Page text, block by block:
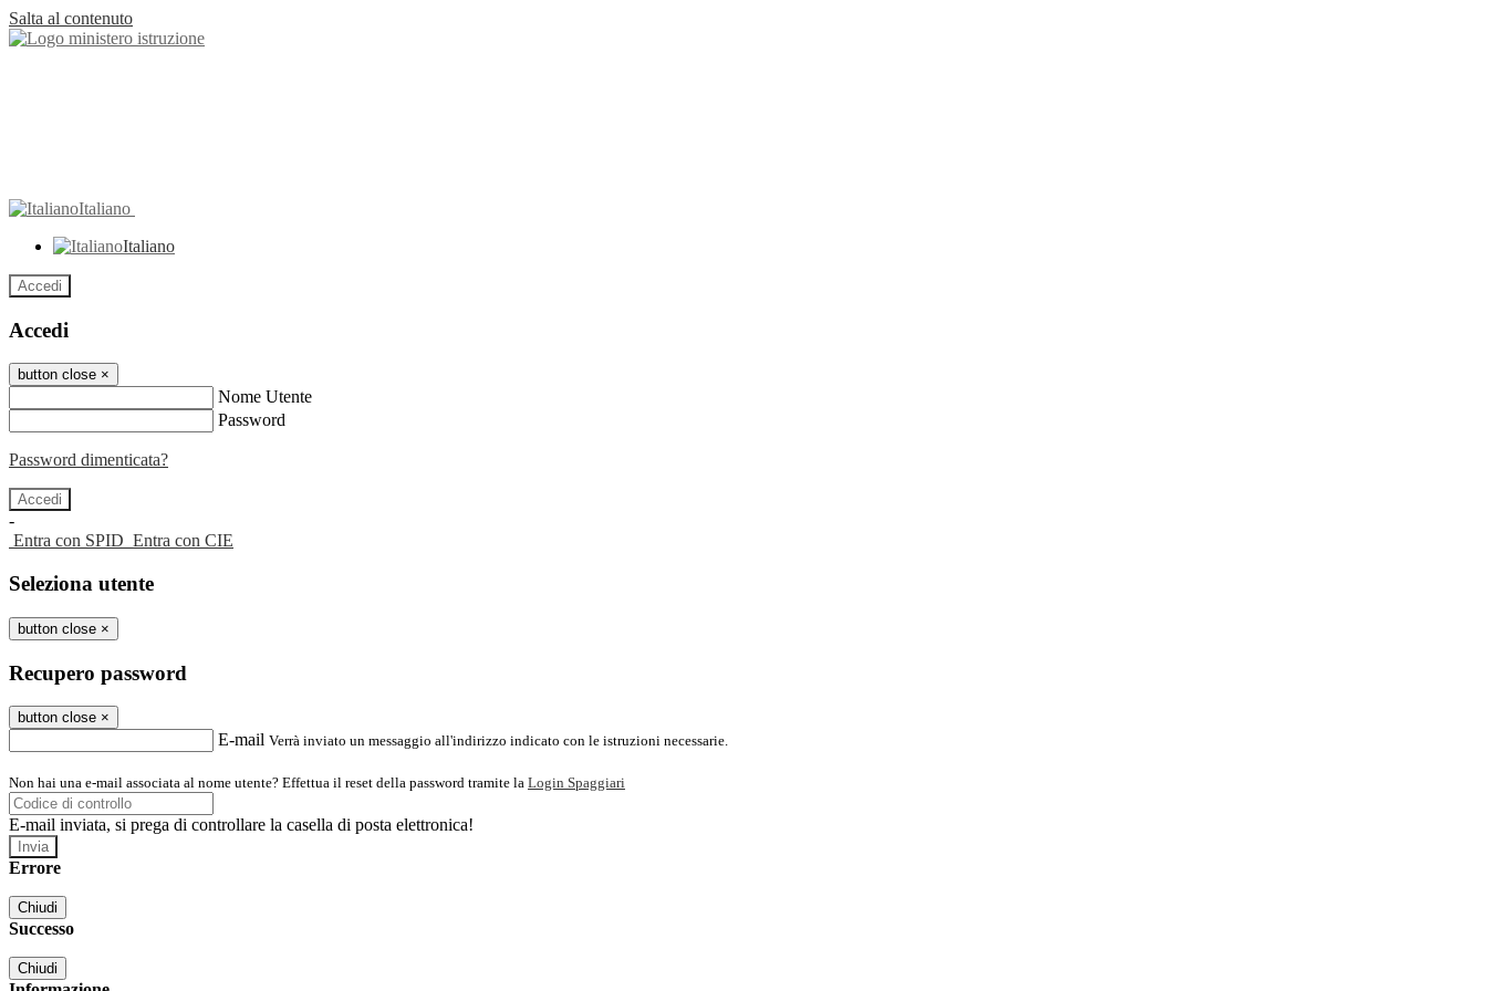
Salta al contenuto
Italiano
Italiano
Accedi
Accedi
button close ×
Nome Utente
Password
Password dimenticata?
-
Entra con SPID Entra con CIE
Seleziona utente
button close ×
Recupero password
button close ×
E-mail Verrà inviato un messaggio all'indirizzo indicato con le istruzioni necessarie.
Non hai una e-mail associata al nome utente? Effettua il reset della password tramite la Login Spaggiari
E-mail inviata, si prega di controllare la casella di posta elettronica!
Errore
Chiudi
Successo
Chiudi